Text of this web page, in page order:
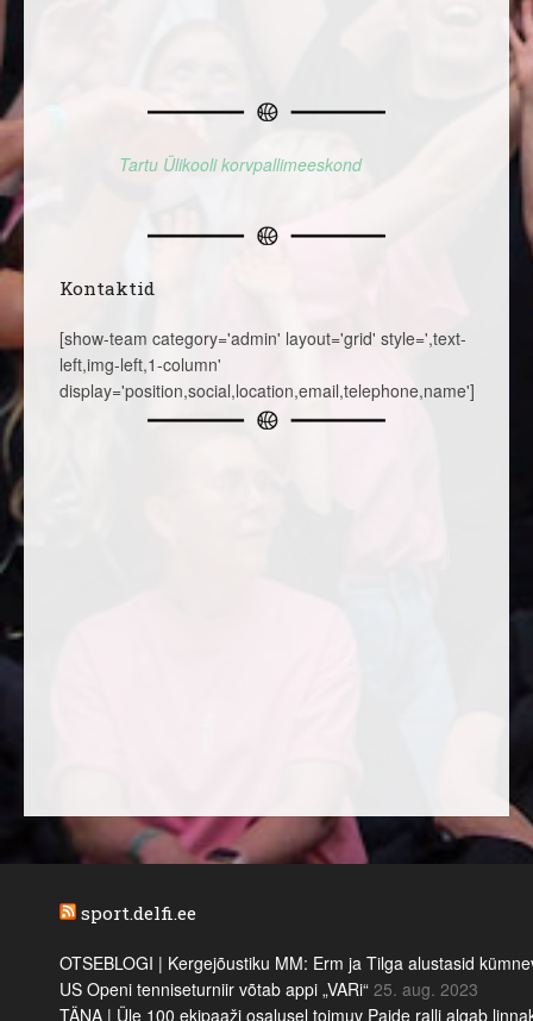
Tartu Ülikooli korvpallimeeskond
Kontaktid
[show-team category='admin' layout='grid' style=',text-
left,img-left,1-column'
display='position,social,location,email,telephone,name']
sport.delfi.ee
OTSEBLOGI | Kergejõustiku MM: Erm ja Tilga alustasid
US Openi tenniseturniir võtab appi „VARi“ 25. aug. 2023
TÄNA | Üle 100 ekipaaži osalusel toimuv Paide ralli algab